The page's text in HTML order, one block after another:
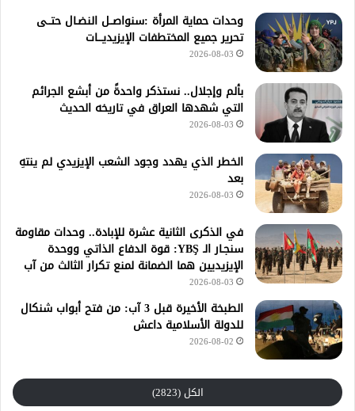
وحدات حماية المرأة :سنواصــل النضـال حتــى
تحرير جميع المختطفات الإيزيديـــات
2026-08-03
بألم وإجلال.. نستذكر واحدةً من أبشع الجرائم
التي شهدها العراق في تاريخه الحديث
2026-08-03
الخطر الذي يهدد وجود الشعب الإيزيدي لم ينتهِ
بعد
2026-08-03
في الذكرى الثانية عشرة للإبادة.. وحدات مقاومة
سنجـار الـ YBŞ: قوة الدفاع الذاتي ووحدة
الإيزيديين هما الضمانة لمنع تكرار الثالث من آب
2026-08-03
الطبخة الأخيرة قبل 3 آب: من فتح أبواب شنكال
للدولة الأسلامية داعش
2026-08-02
الكل (2823)